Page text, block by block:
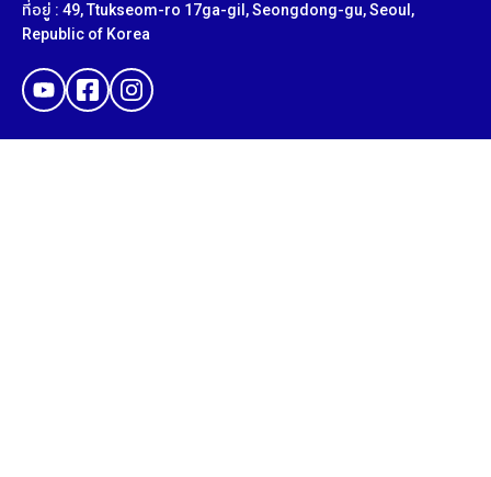
ที่อยู่ : 49, Ttukseom-ro 17ga-gil, Seongdong-gu, Seoul,
Republic of Korea